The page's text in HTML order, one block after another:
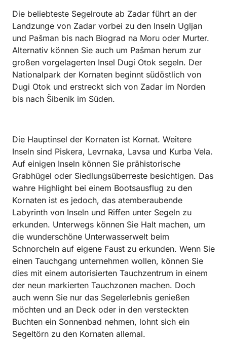
Die beliebteste Segelroute ab Zadar führt an der
Landzunge von Zadar vorbei zu den Inseln Ugljan
und Pašman bis nach Biograd na Moru oder Murter.
Alternativ können Sie auch um Pašman herum zur
großen vorgelagerten Insel Dugi Otok segeln. Der
Nationalpark der Kornaten beginnt südöstlich von
Dugi Otok und erstreckt sich von Zadar im Norden
bis nach Šibenik im Süden.
Die Hauptinsel der Kornaten ist Kornat. Weitere
Inseln sind Piskera, Levrnaka, Lavsa und Kurba Vela.
Auf einigen Inseln können Sie prähistorische
Grabhügel oder Siedlungsüberreste besichtigen. Das
wahre Highlight bei einem Bootsausflug zu den
Kornaten ist es jedoch, das atemberaubende
Labyrinth von Inseln und Riffen unter Segeln zu
erkunden. Unterwegs können Sie Halt machen, um
die wunderschöne Unterwasserwelt beim
Schnorcheln auf eigene Faust zu erkunden. Wenn Sie
einen Tauchgang unternehmen wollen, können Sie
dies mit einem autorisierten Tauchzentrum in einem
der neun markierten Tauchzonen machen. Doch
auch wenn Sie nur das Segelerlebnis genießen
möchten und an Deck oder in den versteckten
Buchten ein Sonnenbad nehmen, lohnt sich ein
Segeltörn zu den Kornaten allemal.